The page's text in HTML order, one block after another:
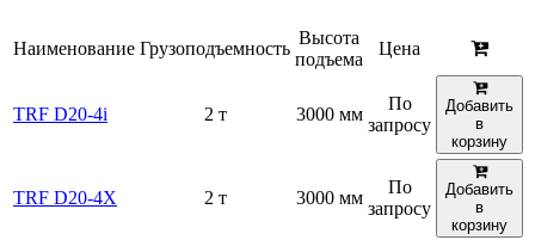
Наименование Грузоподъемность
Высота
подъема
Цена
TRF D20-4i 2 т 3000 мм
По
запросу
Добавить
в
корзину
TRF D20-4X 2 т 3000 мм
По
запросу
Добавить
в
корзину